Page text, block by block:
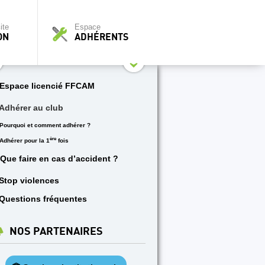
Espace
ADHÉRENTS
Espace licencié FFCAM
au club
Pourquoi et comment adhérer ?
Adhérer pour la 1 èrefois
Que faire en cas d’accident ?
violences
fréquentes
NOS PARTENAIRES